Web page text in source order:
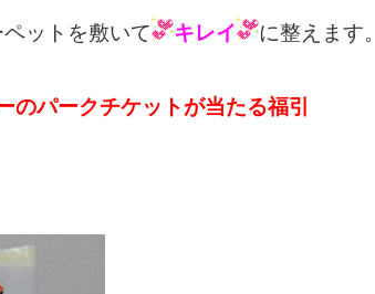
ットを敷いて キレイ に整えます。
のパークチケットが当たる福引